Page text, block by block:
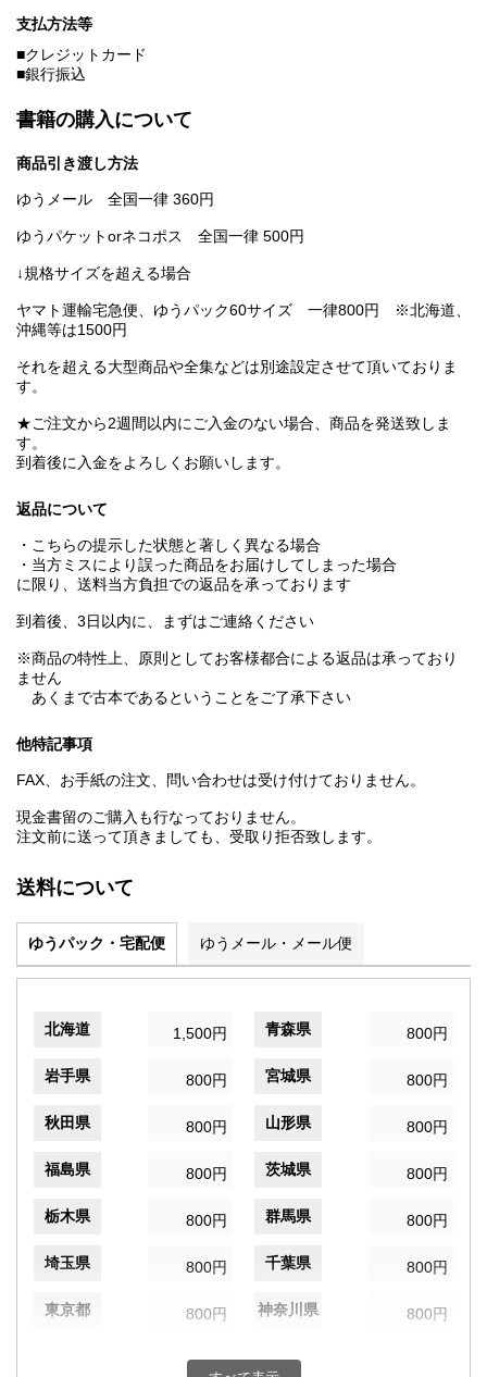
支払方法等
■クレジットカード
■銀行振込
書籍の購入について
商品引き渡し方法
ゆうメール 全国一律 360円
ゆうパケットorネコポス 全国一律 500円
↓規格サイズを超える場合
ヤマト運輸宅急便、ゆうパック60サイズ 一律800円 ※北海道、
沖縄等は1500円
それを超える大型商品や全集などは別途設定させて頂いておりま
す。
★ご注文から2週間以内にご入金のない場合、商品を発送致しま
す。
到着後に入金をよろしくお願いします。
返品について
・こちらの提示した状態と著しく異なる場合
・当方ミスにより誤った商品をお届けしてしまった場合
に限り、送料当方負担での返品を承っております
到着後、3日以内に、まずはご連絡ください
※商品の特性上、原則としてお客様都合による返品は承っており
ません
あくまで古本であるということをご了承下さい
他特記事項
FAX、お手紙の注文、問い合わせは受け付けておりません。
現金書留のご購入も行なっておりません。
注文前に送って頂きましても、受取り拒否致します。
送料について
ゆうパック・宅配便 ゆうメール・メール便
北海道 1,500円 青森県 800円
岩手県 800円 宮城県 800円
秋田県 800円 山形県 800円
福島県 800円 茨城県 800円
栃木県 800円 群馬県 800円
埼玉県 800円 千葉県 800円
東京都 800円 神奈川県 800円
800円 富山県